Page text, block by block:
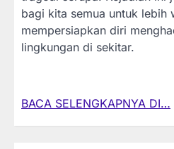
bagi kita semua untuk lebih
mempersiapkan diri
lingkungan di sekitar.
BACA SELENGKAPNYA DI…